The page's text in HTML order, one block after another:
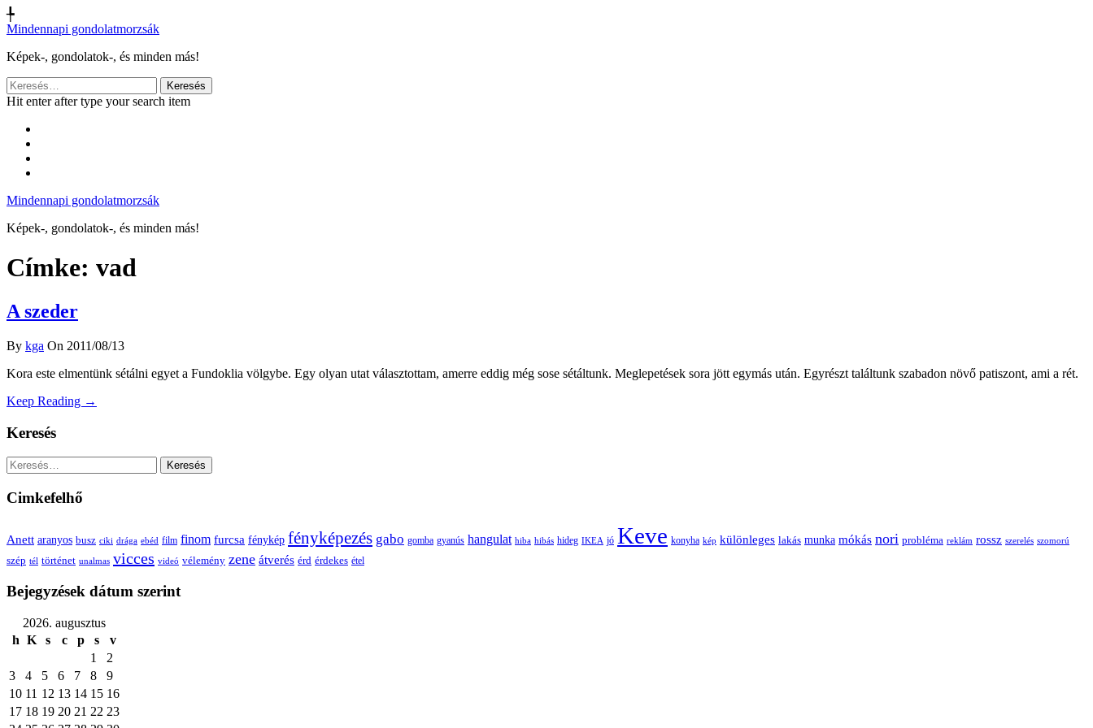
╄
Mindennapi gondolatmorzsák
Képek-, gondolatok-, és minden más!
Keresés:
Hit enter after type your search item
Mindennapi gondolatmorzsák
Képek-, gondolatok-, és minden más!
Címke: vad
A szeder
By kga On 2011/08/13
Kora este elmentünk sétálni egyet a Fundoklia völgybe. Egy olyan utat választottam, amerre eddig még sose sétáltunk. Meglepetések sora jött egymás után. Egyrészt találtunk szabadon növő patiszont, ami a rét.
Keep Reading →
Keresés
Keresés:
Cimkefelhő
Anett aranyos busz ciki drága ebéd film finom furcsa fénykép fényképezés gabo gomba gyanús hangulat hiba hibás hideg IKEA jó Keve konyha kép különleges lakás munka mókás nori probléma reklám rossz szerelés szomorú
szép tél történet unalmas vicces videó vélemény zene átverés érd érdekes étel
Bejegyzések dátum szerint
2026. augusztus
h K s c p s
v
1
2
3
4 5 6 7 8
9
10 11 12 13 14 15 16
17 18 19 20 21 22 23